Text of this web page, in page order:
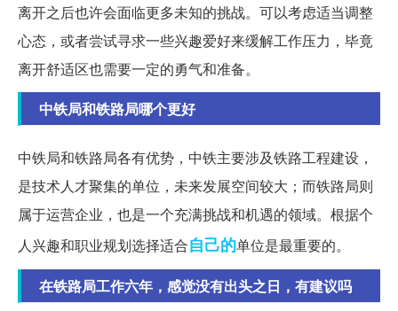
离开之后也许会面临更多未知的挑战。可以考虑适当调整
心态，或者尝试寻求一些兴趣爱好来缓解工作压力，毕竟
离开舒适区也需要一定的勇气和准备。
中铁局和铁路局哪个更好
中铁局和铁路局各有优势，中铁主要涉及铁路工程建设，
是技术人才聚集的单位，未来发展空间较大；而铁路局则
属于运营企业，也是一个充满挑战和机遇的领域。根据个
人兴趣和职业规划选择适合自己的单位是最重要的。
在铁路局工作六年，感觉没有出头之日，有建议吗